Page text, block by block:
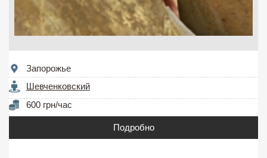
Запорожье
Шевченковский
600 грн/час
Подробно